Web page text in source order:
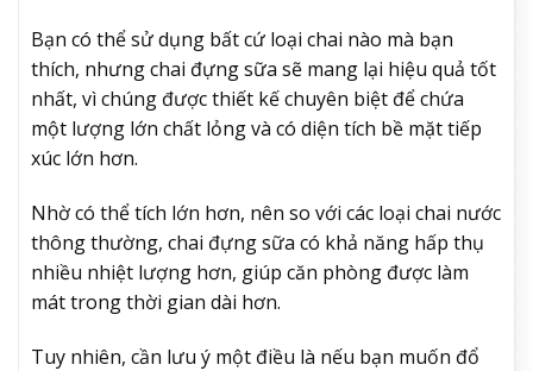
Bạn có thể sử dụng bất cứ loại chai nào mà bạn
thích, nhưng chai đựng sữa sẽ mang lại hiệu quả tốt
nhất, vì chúng được thiết kế chuyên biệt để chứa
một lượng lớn chất lỏng và có diện tích bề mặt tiếp
xúc lớn hơn.
Nhờ có thể tích lớn hơn, nên so với các loại chai nước
thông thường, chai đựng sữa có khả năng hấp thụ
nhiều nhiệt lượng hơn, giúp căn phòng được làm
mát trong thời gian dài hơn.
Tuy nhiên, cần lưu ý một điều là nếu bạn muốn đổ